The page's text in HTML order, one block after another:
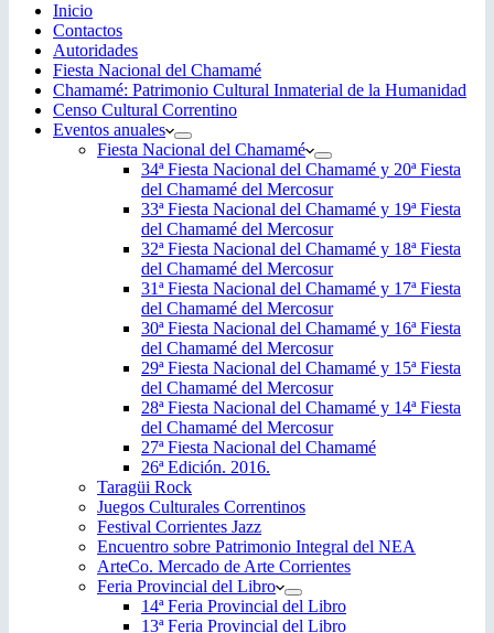
Inicio
Contactos
Autoridades
Fiesta Nacional del Chamamé
Chamamé: Patrimonio Cultural Inmaterial de la Humanidad
Censo Cultural Correntino
Eventos anuales
Fiesta Nacional del Chamamé
34ª Fiesta Nacional del Chamamé y 20ª Fiesta
del Chamamé del Mercosur
33ª Fiesta Nacional del Chamamé y 19ª Fiesta
del Chamamé del Mercosur
32ª Fiesta Nacional del Chamamé y 18ª Fiesta
del Chamamé del Mercosur
31ª Fiesta Nacional del Chamamé y 17ª Fiesta
del Chamamé del Mercosur
30ª Fiesta Nacional del Chamamé y 16ª Fiesta
del Chamamé del Mercosur
29ª Fiesta Nacional del Chamamé y 15ª Fiesta
del Chamamé del Mercosur
28ª Fiesta Nacional del Chamamé y 14ª Fiesta
del Chamamé del Mercosur
27ª Fiesta Nacional del Chamamé
26ª Edición. 2016.
Taragüi Rock
Juegos Culturales Correntinos
Festival Corrientes Jazz
Encuentro sobre Patrimonio Integral del NEA
ArteCo. Mercado de Arte Corrientes
Feria Provincial del Libro
14ª Feria Provincial del Libro
13ª Feria Provincial del Libro